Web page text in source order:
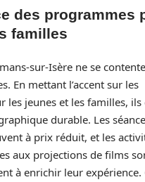
des programmes
familles
sur-Isère ne se
En mettant l’accent sur les
les jeunes et les familles, ils
durable. Les
à prix réduit, et les
aux projections de films
à enrichir leur expérience.